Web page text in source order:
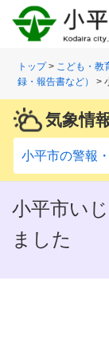
トップ> こども・教
録・報告書など）
>
気象情
小平市の警報
小平市い
ました